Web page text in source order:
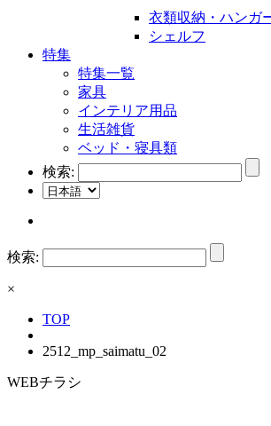
衣類収納・ハンガ
シェルフ
特集
特集一覧
家具
インテリア用品
生活雑貨
ベッド・寝具類
検索:
検索:
×
TOP
2512_mp_saimatu_02
WEBチラシ